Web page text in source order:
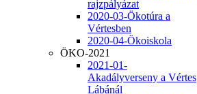
rajzpályázat
2020-03-Ökotúra a
Vértesben
2020-04-Ökoiskola
ÖKO-2021
2021-01-
Akadályverseny a Vértes
Lábánál